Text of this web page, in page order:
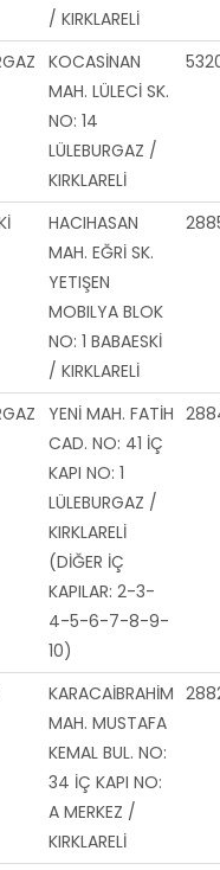
/ KIRKLARELİ
KOCASİNAN
MAH. LÜLECİ SK.
NO: 14
LÜLEBURGAZ /
KIRKLARELİ
HACIHASAN
MAH. EĞRİ SK.
YETIŞEN
MOBILYA BLOK
NO: 1 BABAESKİ
/ KIRKLARELİ
YENİ MAH. FATİH
CAD. NO: 41 İÇ
KAPI NO: 1
LÜLEBURGAZ /
KIRKLARELİ
(DİĞER İÇ
KAPILAR: 2-3-
4-5-6-7-8-9-
10)
KARACAİBRAHİM
MAH. MUSTAFA
KEMAL BUL. NO:
34 İÇ KAPI NO:
A MERKEZ /
KIRKLARELİ